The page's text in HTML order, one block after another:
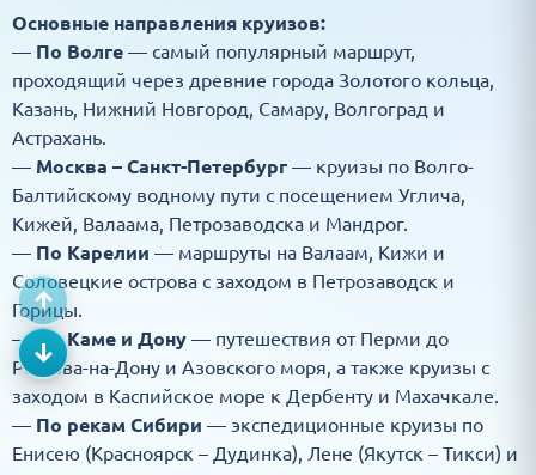
Основные направления круизов:
— По Волге — самый популярный маршрут,
проходящий через древние города Золотого кольца,
Казань, Нижний Новгород, Самару, Волгоград и
Астрахань.
— Москва – Санкт-Петербург — круизы по Волго-
Балтийскому водному пути с посещением Углича,
Кижей, Валаама, Петрозаводска и Мандрог.
— По Карелии — маршруты на Валаам, Кижи и
Соловецкие острова с заходом в Петрозаводск и
Горицы.
— По Каме и Дону — путешествия от Перми до
Ростова-на-Дону и Азовского моря, а также круизы с
заходом в Каспийское море к Дербенту и Махачкале.
— По рекам Сибири — экспедиционные круизы по
Енисею (Красноярск – Дудинка), Лене (Якутск – Тикси) и
↑
↓